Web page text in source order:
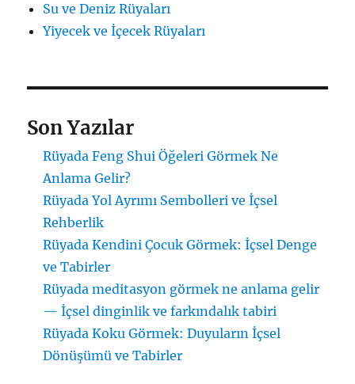
Su ve Deniz Rüyaları
Yiyecek ve İçecek Rüyaları
Son Yazılar
Rüyada Feng Shui Öğeleri Görmek Ne
Anlama Gelir?
Rüyada Yol Ayrımı Sembolleri ve İçsel
Rehberlik
Rüyada Kendini Çocuk Görmek: İçsel Denge
ve Tabirler
Rüyada meditasyon görmek ne anlama gelir
— İçsel dinginlik ve farkındalık tabiri
Rüyada Koku Görmek: Duyuların İçsel
Dönüşümü ve Tabirler